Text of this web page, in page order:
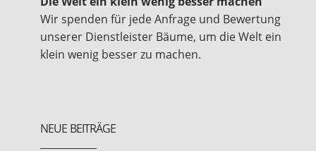
Wir spenden für jede Anfrage und Bewertung
unserer Dienstleister Bäume, um die Welt ein
klein wenig besser zu machen.
NEUE BEITRÄGE